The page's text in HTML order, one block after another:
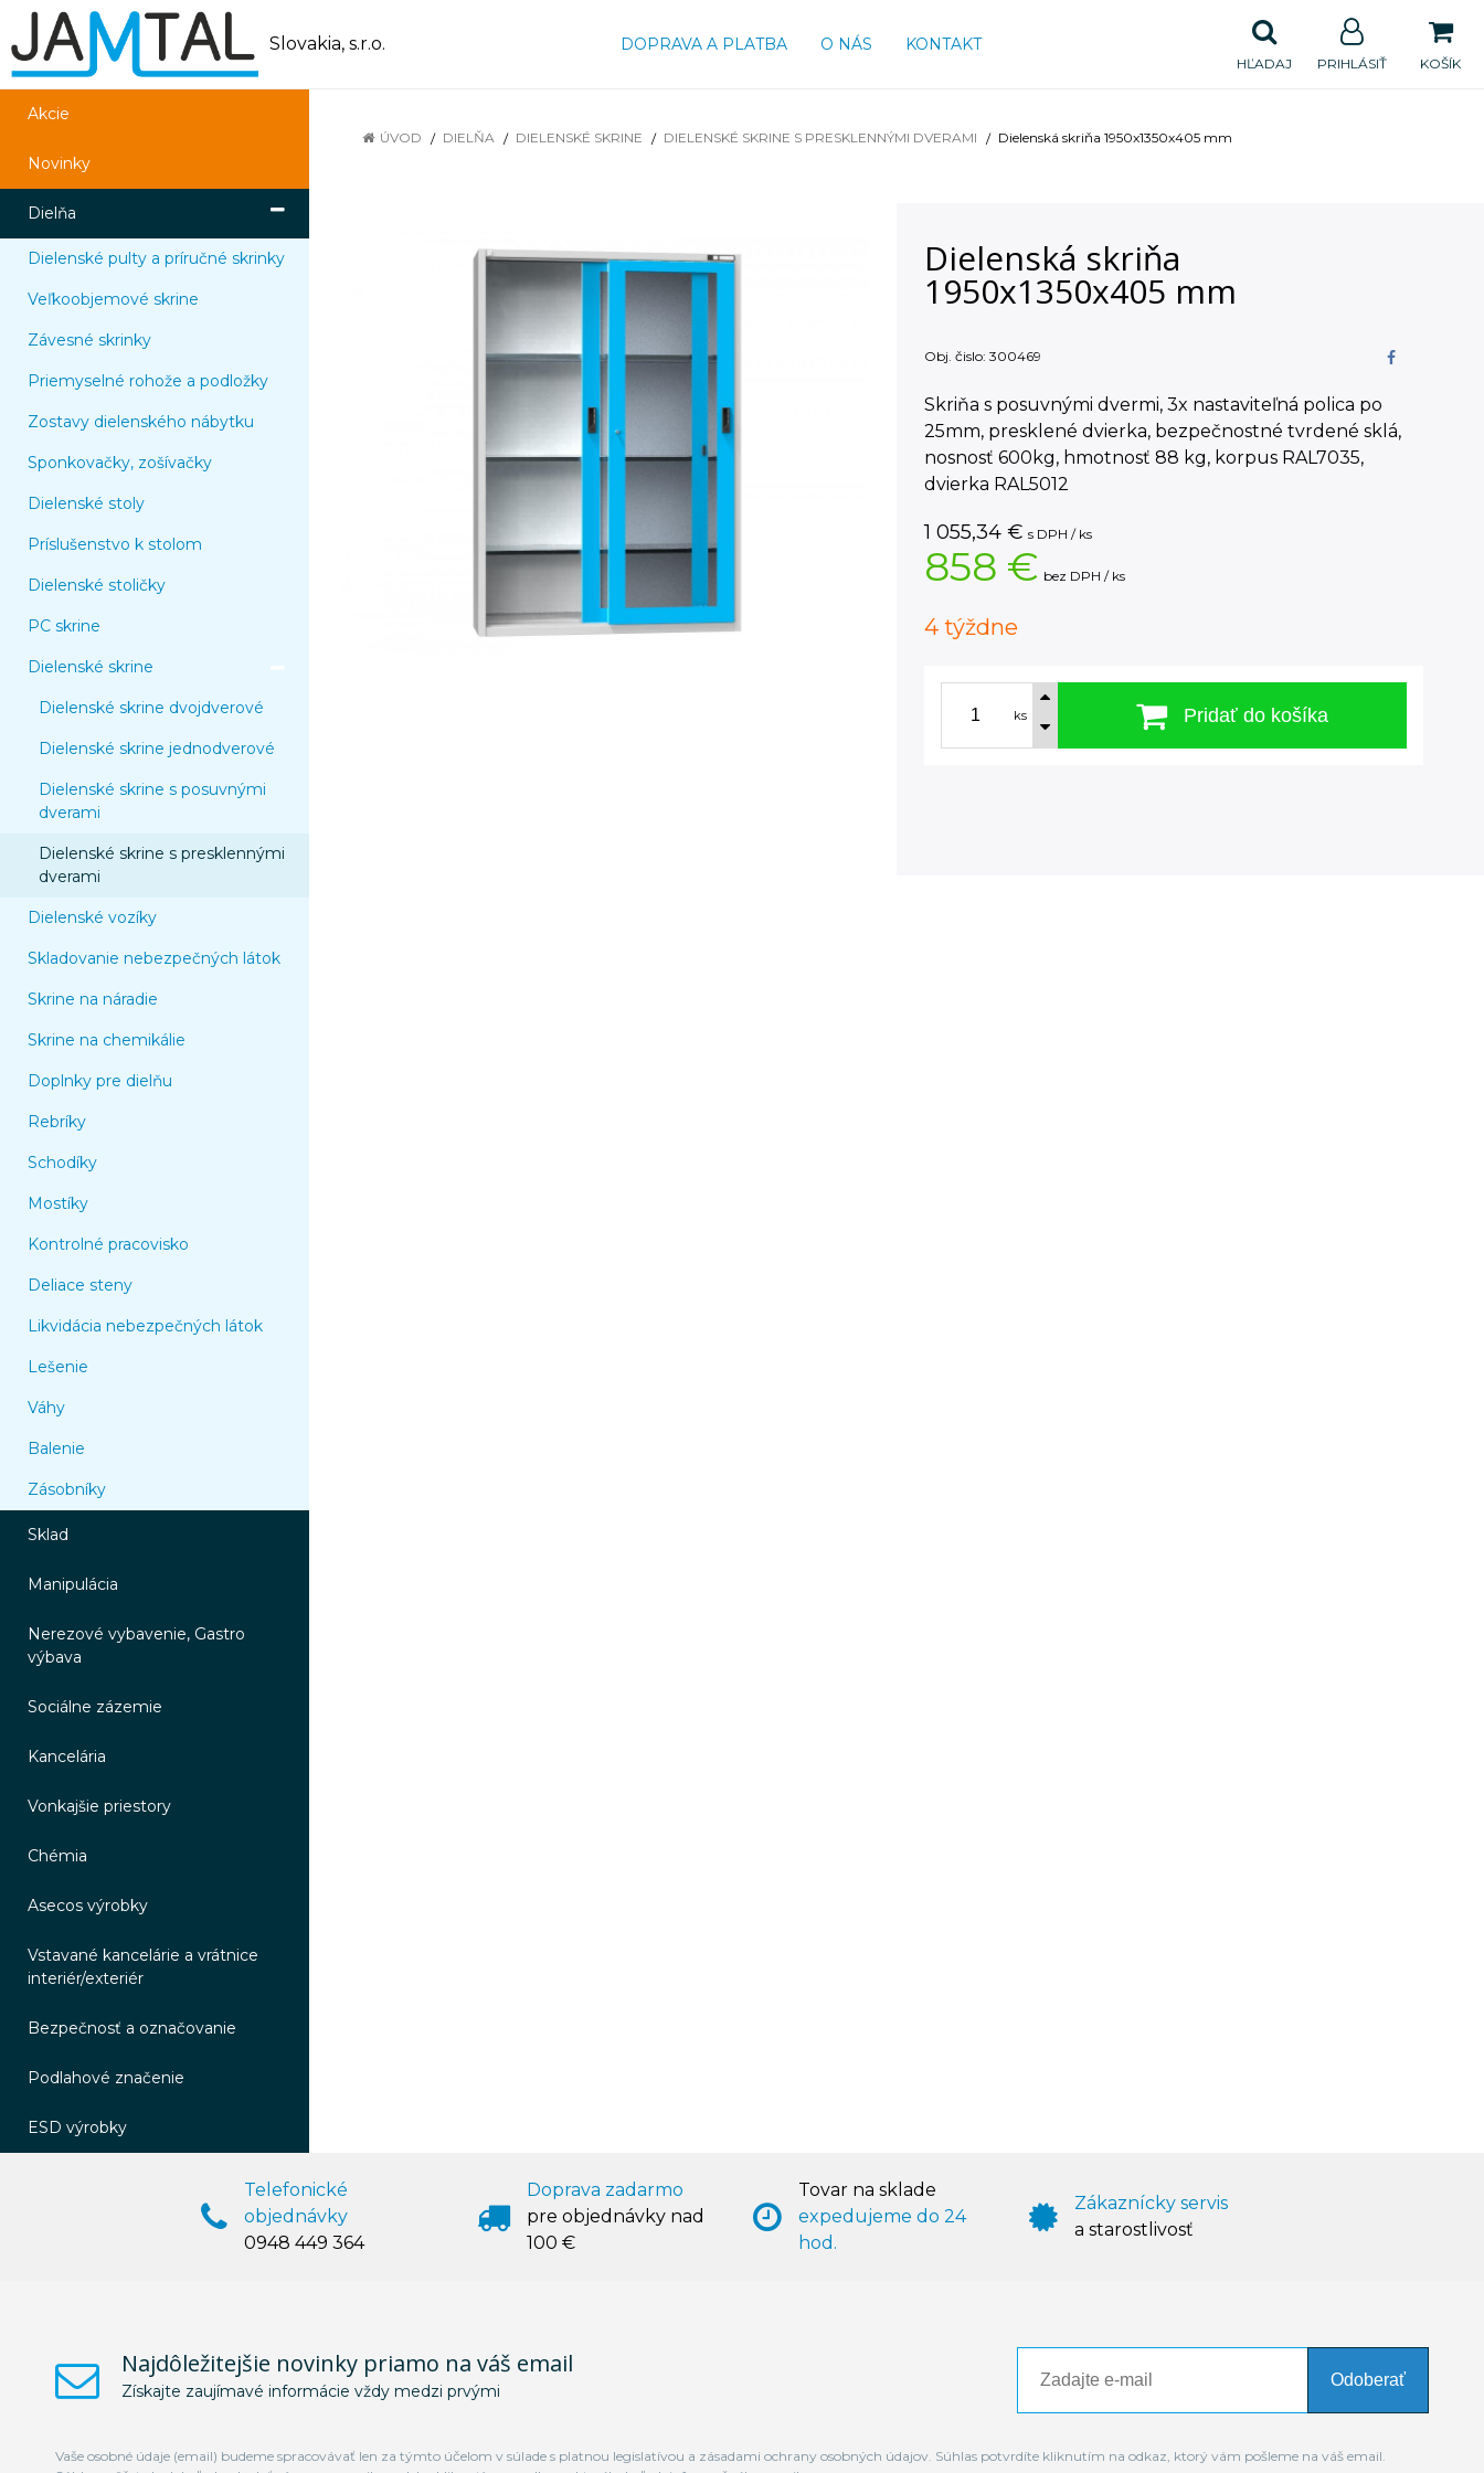
Slovakia, s.r.o. DOPRAVA A PLATBA O NÁS KONTAKT
KOŠÍK
PRIHLÁSIŤ
HĽADAJ
Akcie
Novinky
Dielňa
Dielenské pulty a príručné skrinky
Veľkoobjemové skrine
Závesné skrinky
Priemyselné rohože a podložky
Zostavy dielenského nábytku
Sponkovačky, zošívačky
Dielenské stoly
Príslušenstvo k stolom
Dielenské stoličky
PC skrine
Dielenské skrine
Dielenské skrine dvojdverové
Dielenské skrine jednodverové
Dielenské skrine s posuvnými
dverami
Dielenské skrine s presklennými
dverami
Dielenské vozíky
Skladovanie nebezpečných látok
Skrine na náradie
Skrine na chemikálie
Doplnky pre dielňu
Rebríky
Schodíky
Mostíky
Kontrolné pracovisko
Deliace steny
Likvidácia nebezpečných látok
Lešenie
Váhy
Balenie
Zásobníky
Sklad
Manipulácia
Nerezové vybavenie, Gastro
výbava
Sociálne zázemie
Kancelária
Vonkajšie priestory
Chémia
Asecos výrobky
Vstavané kancelárie a vrátnice
interiér/exteriér
Bezpečnosť a označovanie
Podlahové značenie
ESD výrobky
ÚVOD DIELŇA DIELENSKÉ SKRINE DIELENSKÉ SKRINE S PRESKLENNÝMI DVERAMI Dielenská skriňa 1950x1350x405 mm
Dielenská skriňa
1950x1350x405 mm
Obj. čislo: 300469
Skriňa s posuvnými dvermi, 3x nastaviteľná polica po
25mm, presklené dvierka, bezpečnostné tvrdené sklá,
nosnosť 600kg, hmotnosť 88 kg, korpus RAL7035,
dvierka RAL5012
1 055,34 € s DPH / ks
858 € bez DPH / ks
4 týždne
ks Pridať do košíka
Telefonické
objednávky
0948 449 364
Doprava zadarmo
pre objednávky nad
100 €
Tovar na sklade
expedujeme do 24
hod.
Zákaznícky servis
a starostlivosť
Najdôležitejšie novinky priamo na váš email
Získajte zaujímavé informácie vždy medzi prvými
Odoberať
Vaše osobné údaje (email) budeme spracovávať len za týmto účelom v súlade s platnou legislatívou a zásadami ochrany osobných údajov. Súhlas potvrdíte kliknutím na odkaz, ktorý vám pošleme na váš email.